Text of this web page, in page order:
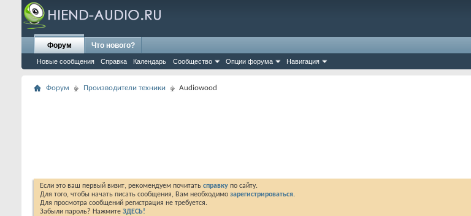
Форум
Новые сообщения Справка Календарь Сообщество Опции форума Навигация
Что нового?
Форум Производители техники Audiowood
Если это ваш первый визит, рекомендуем почитать справку по сайту.
Для того, чтобы начать писать сообщения, Вам необходимо зарегистрироваться.
Для просмотра сообщений регистрация не требуется.
Забыли пароль? Нажмите ЗДЕСЬ!